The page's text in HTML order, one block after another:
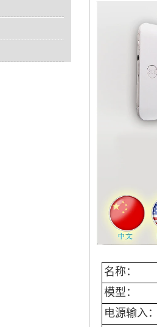
名称：
模型：
电源输入：